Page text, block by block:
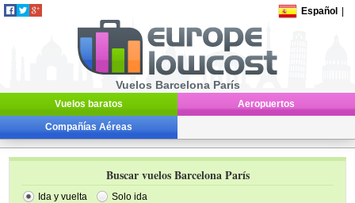
Español
Vuelos Barcelona París
Vuelos baratos Aeropuertos
Compañías Aéreas
Buscar vuelos Barcelona París
Ida y vuelta Solo ida